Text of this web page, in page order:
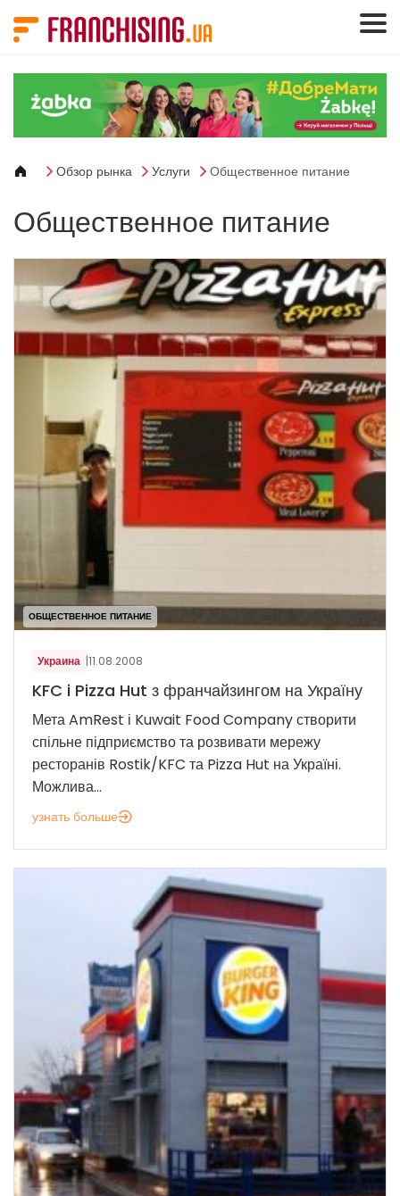
Обзор рынка Услуги Общественное питание
Общественное питание
ОБЩЕСТВЕННОЕ ПИТАНИЕ
Украина |11.08.2008
KFC i Pizza Hut з франчайзингом на Україну
Мета AmRest і Kuwait Food Company створити
спільне підприємство та розвивати мережу
ресторанів Rostik/KFC та Pizza Hut на Україні.
Можлива...
узнать больше